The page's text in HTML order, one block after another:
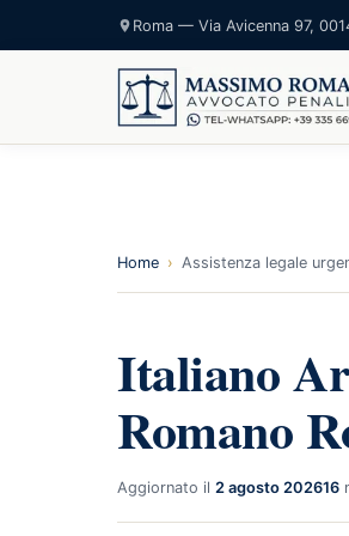
Roma — Via Avicenna 97,
Home › Assistenza legale
Italiano
Romano
Aggiornato il 2 agosto 202616